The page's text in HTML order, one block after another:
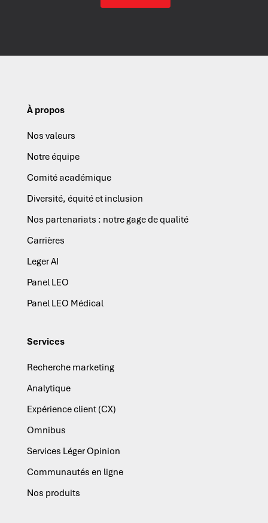
À propos
Nos valeurs
Notre équipe
Comité académique
Diversité, équité et inclusion
Nos partenariats : notre gage de qualité
Carrières
Leger AI
Panel LEO
Panel LEO Médical
Services
Recherche marketing
Analytique
Expérience client (CX)
Omnibus
Services Léger Opinion
Communautés en ligne
Nos produits